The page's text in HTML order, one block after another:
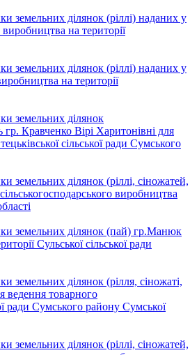
земельних ділянок (ріллі) наданих у
на території
земельних ділянок (ріллі) наданих у
на території
земельних ділянок
гр. Кравченко Вірі Харитонівні для
сільської ради Сумського
земельних ділянок (ріллі, сіножатей,
виробництва
земельних ділянок (пай) гр.Манюк
Сульської сільської ради
земельних ділянок (рілля, сіножаті,
ведення товарного
ради Сумського району Сумської
земельних ділянок (ріллі, сіножатей,